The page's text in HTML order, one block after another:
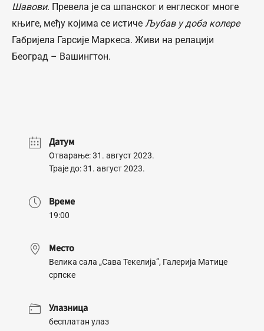
Шавови. Превела је са шпанског и енглеског многе
књиге, међу којима се истиче Љубав у доба колере
Габријела Гарсије Маркеса. Живи на релацији
Београд – Вашингтон.
Датум
Отварање: 31. август 2023.
Траје до: 31. август 2023.
Време
19:00
Место
Велика сала „Сава Текелија”, Галерија Матице
српске
Улазница
бесплатан улаз